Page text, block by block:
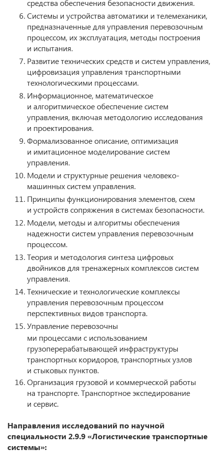
средства обеспечения безопасности движения.
Системы и устройства автоматики и телемеханики,
предназначенные для управления перевозочным
процессом, их эксплуатация, методы построения
и испытания.
Развитие технических средств и систем управления,
цифровизация управления транспортными
технологическими процессами.
Информационное, математическое
и алгоритмическое обеспечение систем
управления, включая методологию исследования
и проектирования.
Формализованное описание, оптимизация
и имитационное моделирование систем
управления.
Модели и структурные решения человеко-
машинных систем управления.
Принципы функционирования элементов, схем
и устройств сопряжения в системах безопасности.
Модели, методы и алгоритмы обеспечения
надежности систем управления перевозочным
процессом.
Теория и методология синтеза цифровых
двойников для тренажерных комплексов систем
управления.
Технические и технологические комплексы
управления перевозочным процессом
перспективных видов транспорта.
Управление перевозочны
ми процессами с использованием
грузоперерабатывающей инфраструктуры
транспортных коридоров, транспортных узлов
и стыковых пунктов.
Организация грузовой и коммерческой работы
на транспорте. Транспортное экспедирование
и сервис.
Направления исследований по научной
специальности 2.9.9 «Логистические транспортные
системы»: